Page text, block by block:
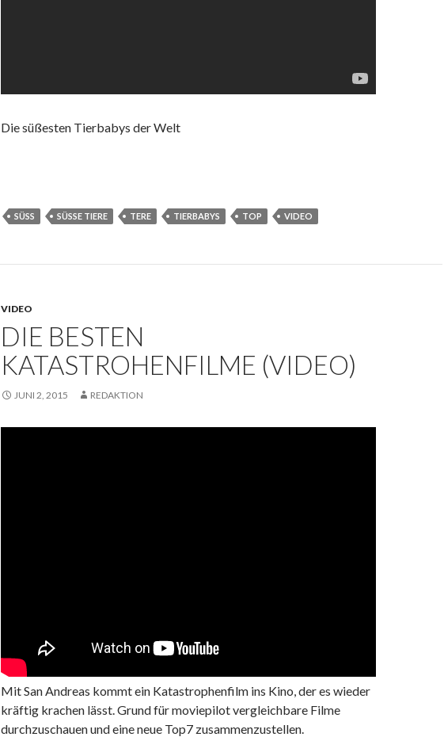
Die süßesten Tierbabys der Welt
SÜSS SÜSSE TIERE TERE TIERBABYS TOP VIDEO
VIDEO
DIE BESTEN
KATASTROHENFILME (VIDEO)
JUNI 2, 2015 REDAKTION
Mit San Andreas kommt ein Katastrophenfilm ins Kino, der es wieder
kräftig krachen lässt. Grund für moviepilot vergleichbare Filme
durchzuschauen und eine neue Top7 zusammenzustellen.